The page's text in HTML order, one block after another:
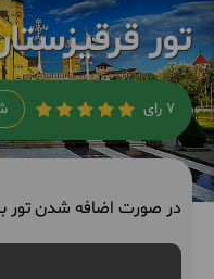
تور
7 رای
در صورت اضافه شدن تور